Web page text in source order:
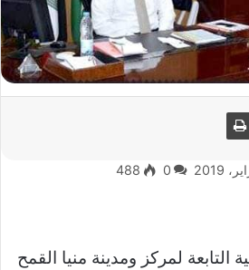
0
488
لمركز ومدينة منيا القمح